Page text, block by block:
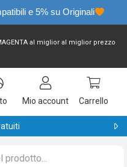
e 5% su Originali
al miglior al miglior prezzo
Mio account Carrello
mesi